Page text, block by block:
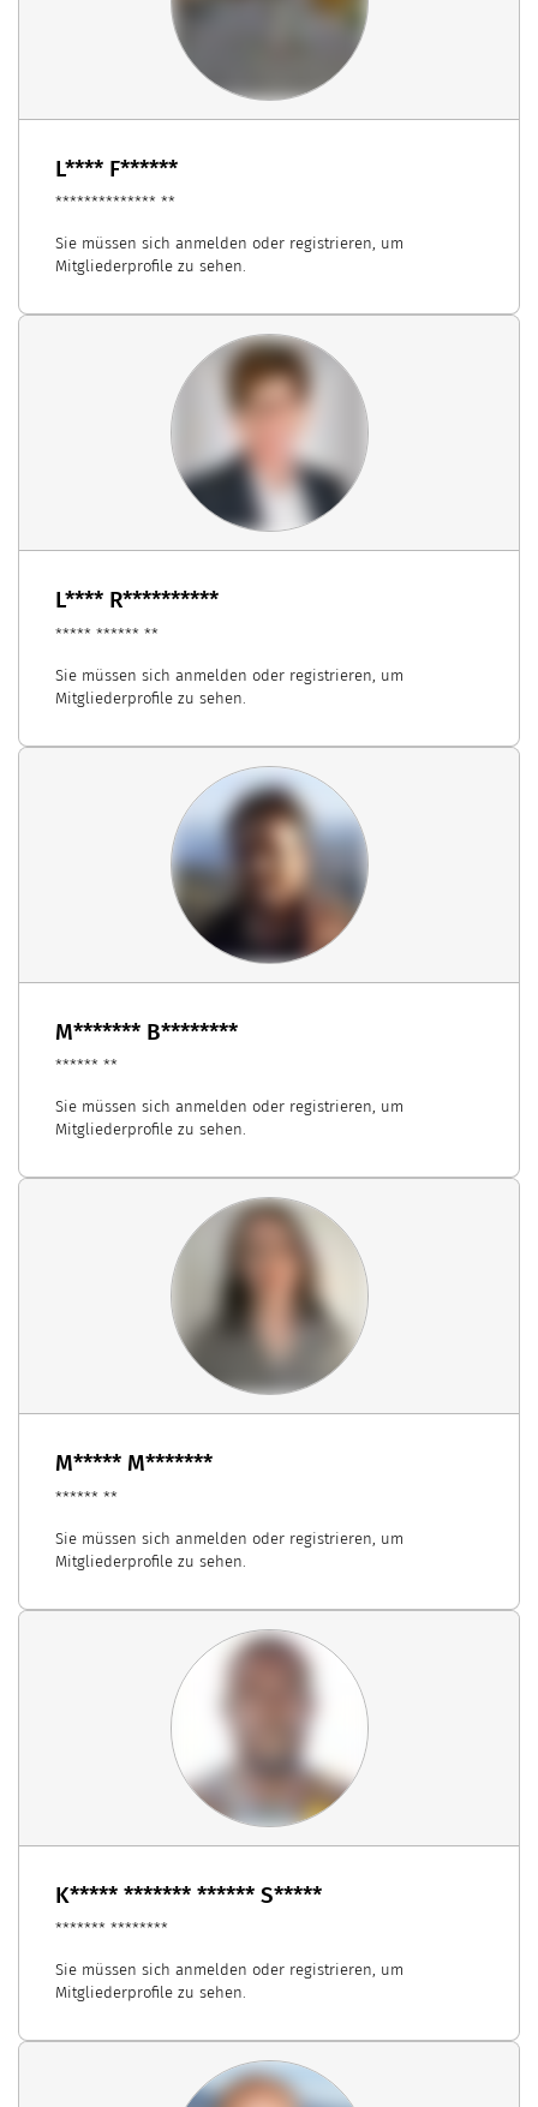
L**** F******
************** **
Sie müssen sich anmelden oder registrieren, um
Mitgliederprofile zu sehen.
L**** R**********
***** ****** **
Sie müssen sich anmelden oder registrieren, um
Mitgliederprofile zu sehen.
M******* B********
****** **
Sie müssen sich anmelden oder registrieren, um
Mitgliederprofile zu sehen.
M***** M*******
****** **
Sie müssen sich anmelden oder registrieren, um
Mitgliederprofile zu sehen.
K***** ******* ****** S*****
******* ********
Sie müssen sich anmelden oder registrieren, um
Mitgliederprofile zu sehen.